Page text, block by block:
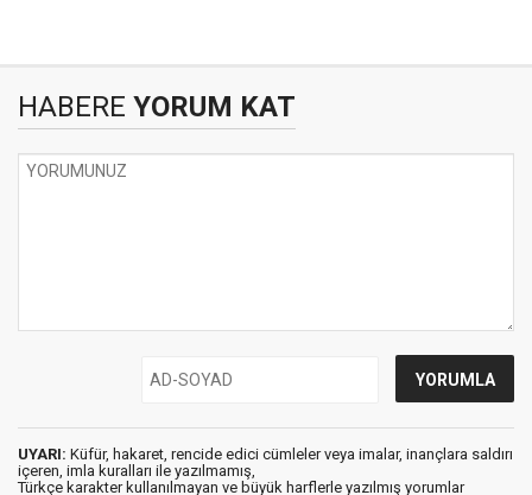
HABERE YORUM KAT
UYARI: Küfür, hakaret, rencide edici cümleler veya imalar, inançlara saldırı
içeren, imla kuralları ile yazılmamış,
Türkçe karakter kullanılmayan ve büyük harflerle yazılmış yorumlar